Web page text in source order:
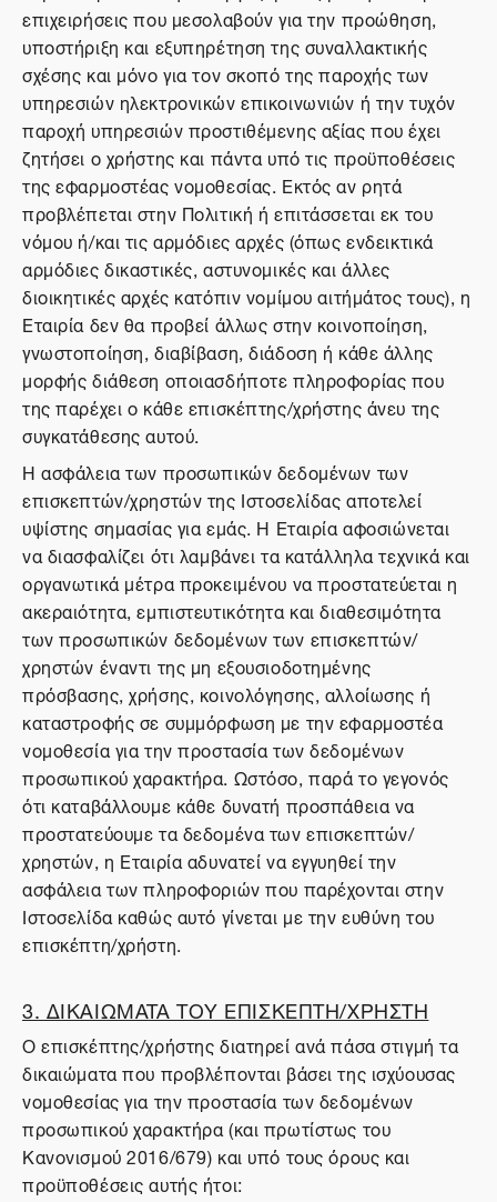
επιχειρήσεις που μεσολαβούν για την προώθηση,
υποστήριξη και εξυπηρέτηση της συναλλακτικής
σχέσης και μόνο για τον σκοπό της παροχής των
υπηρεσιών ηλεκτρονικών επικοινωνιών ή την τυχόν
παροχή υπηρεσιών προστιθέμενης αξίας που έχει
ζητήσει ο χρήστης και πάντα υπό τις προϋποθέσεις
της εφαρμοστέας νομοθεσίας. Εκτός αν ρητά
προβλέπεται στην Πολιτική ή επιτάσσεται εκ του
νόμου ή/και τις αρμόδιες αρχές (όπως ενδεικτικά
αρμόδιες δικαστικές, αστυνομικές και άλλες
διοικητικές αρχές κατόπιν νομίμου αιτήμάτος τους), η
Εταιρία δεν θα προβεί άλλως στην κοινοποίηση,
γνωστοποίηση, διαβίβαση, διάδοση ή κάθε άλλης
μορφής διάθεση οποιασδήποτε πληροφορίας που
της παρέχει ο κάθε επισκέπτης/χρήστης άνευ της
συγκατάθεσης αυτού.
Η ασφάλεια των προσωπικών δεδομένων των
επισκεπτών/χρηστών της Ιστοσελίδας αποτελεί
υψίστης σημασίας για εμάς. Η Εταιρία αφοσιώνεται
να διασφαλίζει ότι λαμβάνει τα κατάλληλα τεχνικά και
οργανωτικά μέτρα προκειμένου να προστατεύεται η
ακεραιότητα, εμπιστευτικότητα και διαθεσιμότητα
των προσωπικών δεδομένων των επισκεπτών/
χρηστών έναντι της μη εξουσιοδοτημένης
πρόσβασης, χρήσης, κοινολόγησης, αλλοίωσης ή
καταστροφής σε συμμόρφωση με την εφαρμοστέα
νομοθεσία για την προστασία των δεδομένων
προσωπικού χαρακτήρα. Ωστόσο, παρά το γεγονός
ότι καταβάλλουμε κάθε δυνατή προσπάθεια να
προστατεύουμε τα δεδομένα των επισκεπτών/
χρηστών, η Εταιρία αδυνατεί να εγγυηθεί την
ασφάλεια των πληροφοριών που παρέχονται στην
Ιστοσελίδα καθώς αυτό γίνεται με την ευθύνη του
επισκέπτη/χρήστη.
3. ΔΙΚΑΙΩΜΑΤΑ ΤΟΥ ΕΠΙΣΚΕΠΤΗ/ΧΡΗΣΤΗ
Ο επισκέπτης/χρήστης διατηρεί ανά πάσα στιγμή τα
δικαιώματα που προβλέπονται βάσει της ισχύουσας
νομοθεσίας για την προστασία των δεδομένων
προσωπικού χαρακτήρα (και πρωτίστως του
Κανονισμού 2016/679) και υπό τους όρους και
προϋποθέσεις αυτής ήτοι: